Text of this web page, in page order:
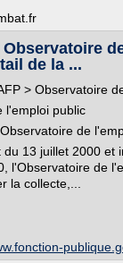
Observatoire
de la ...
> Observatoire
l'emploi public
de
13 juillet 2000 et
l'Observatoire de
la collecte,...